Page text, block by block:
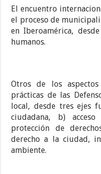
El encuentro
el proceso de
en Iberoamérica,
humanos.
Otros de los
prácticas de las
local, desde tres ejes
ciudadana, b)
protección de
derecho a la ciudad,
ambiente.